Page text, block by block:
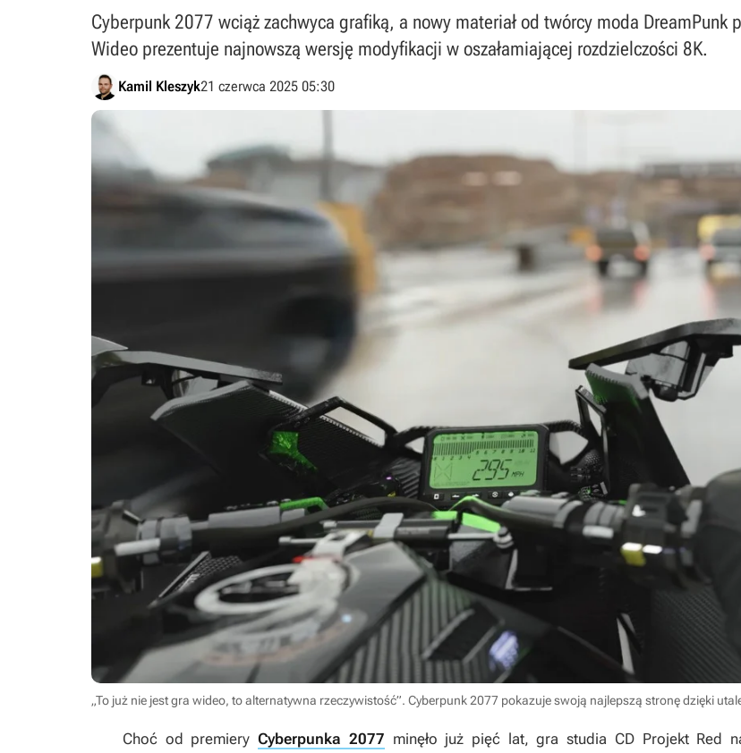
Cyberpunk 2077 wciąż zachwyca grafiką, a nowy materiał od twórcy moda
Wideo prezentuje najnowszą wersję modyfikacji w oszałamiającej rozdzielczości 8K.
Kamil Kleszyk21 czerwca 2025 05:30
„To już nie jest gra wideo, to alternatywna rzeczywistość”. Cyberpunk 2077 pokazuje swoją najlepszą stronę dzięki
Choć od premieryCyberpunka 2077 minęło już pięć lat, gra studia CD Projekt Red